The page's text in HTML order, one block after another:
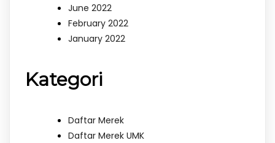
June 2022
February 2022
January 2022
Kategori
Daftar Merek
Daftar Merek UMK